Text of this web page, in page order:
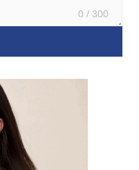
0 / 300